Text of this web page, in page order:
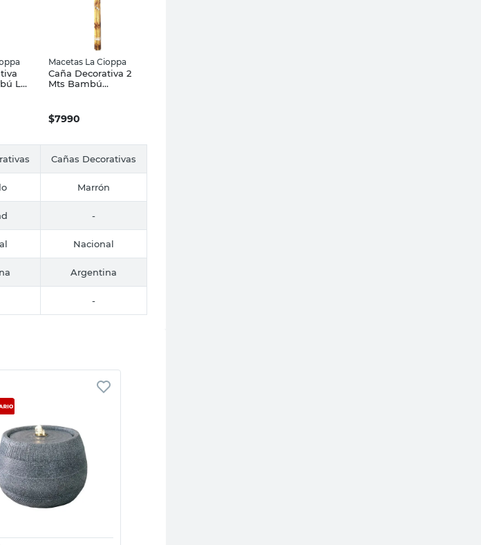
La
Macetas La Cioppa
Caña Decorativa 2
Mts Bambú
$7990
Cañas Decorativas
Marrón
-
Nacional
Argentina
-
Vista rápida